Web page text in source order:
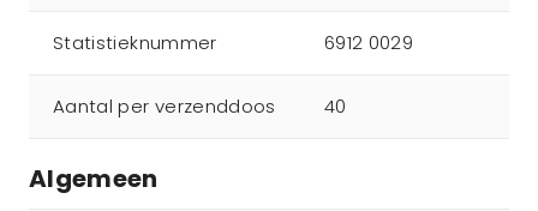
Statistieknummer 6912 0029
Aantal per verzenddoos 40
Algemeen